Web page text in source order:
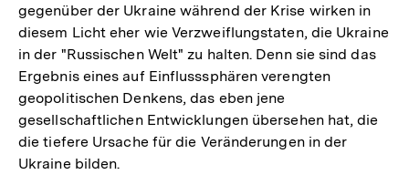
gegenüber der Ukraine während der Krise wirken in
diesem Licht eher wie Verzweiflungstaten, die Ukraine
in der "Russischen Welt" zu halten. Denn sie sind das
Ergebnis eines auf Einflusssphären verengten
geopolitischen Denkens, das eben jene
gesellschaftlichen Entwicklungen übersehen hat, die
die tiefere Ursache für die Veränderungen in der
Ukraine bilden.